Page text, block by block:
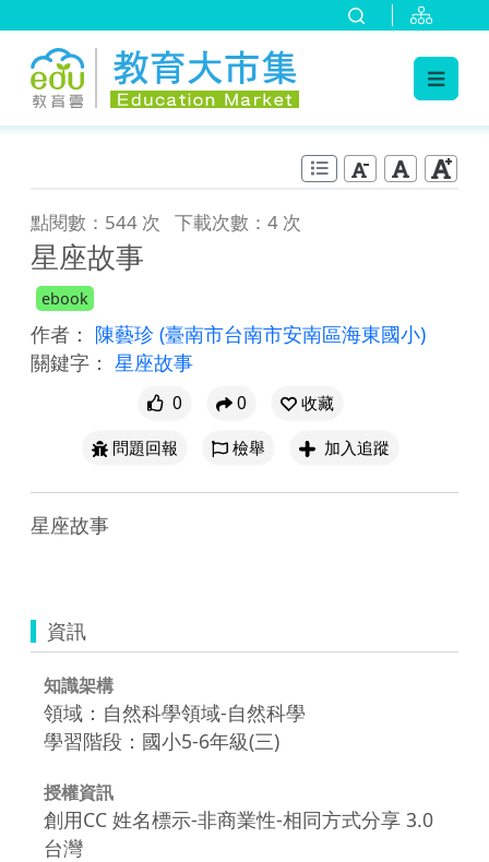
點閱數：544 次 下載次數：4 次
星座故事
ebook
作者： 陳藝珍 (臺南市台南市安南區海東國小)
關鍵字： 星座故事
0 0
收藏
問題回報
檢舉 加入追蹤
星座故事
資訊
知識架構
領域：自然科學領域-自然科學
學習階段：國小5-6年級(三)
授權資訊
創用CC 姓名標示-非商業性-相同方式分享 3.0
台灣